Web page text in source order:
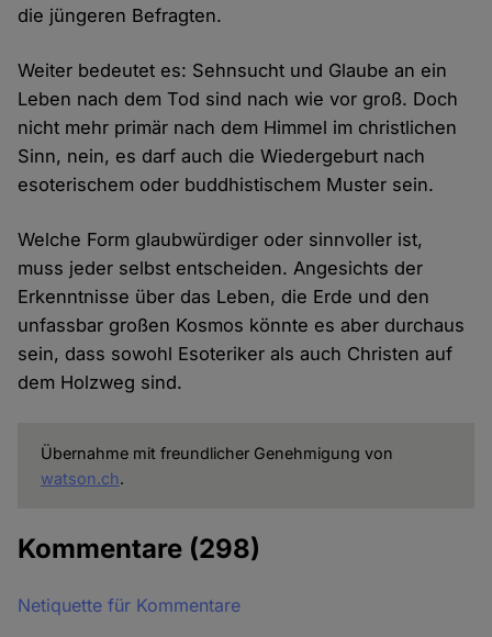
die jüngeren Befragten.
Weiter bedeutet es: Sehnsucht und Glaube an ein
Leben nach dem Tod sind nach wie vor groß. Doch
nicht mehr primär nach dem Himmel im christlichen
Sinn, nein, es darf auch die Wiedergeburt nach
esoterischem oder buddhistischem Muster sein.
Welche Form glaubwürdiger oder sinnvoller ist,
muss jeder selbst entscheiden. Angesichts der
Erkenntnisse über das Leben, die Erde und den
unfassbar großen Kosmos könnte es aber durchaus
sein, dass sowohl Esoteriker als auch Christen auf
dem Holzweg sind.
Übernahme mit freundlicher Genehmigung von
watson.ch.
Kommentare (298)
Netiquette für Kommentare